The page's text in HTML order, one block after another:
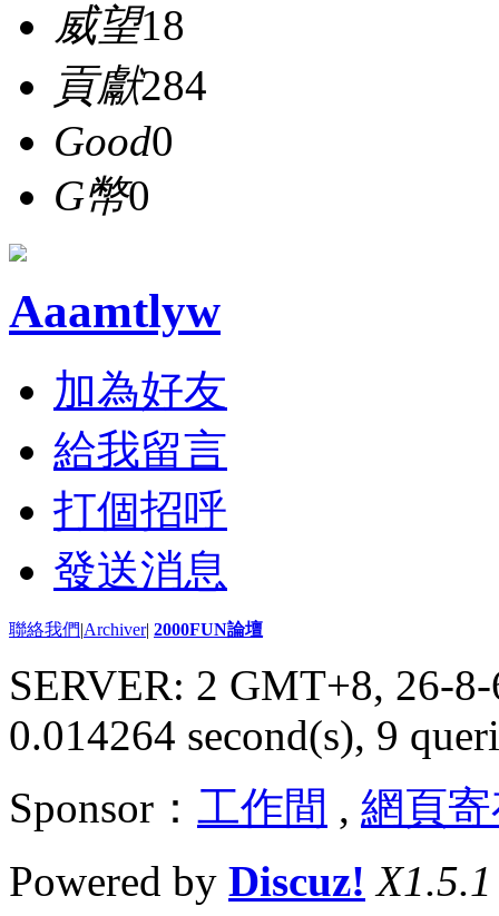
威望18
貢獻284
Good0
G幣0
Aaamtlyw
加為好友
給我留言
打個招呼
發送消息
聯絡我們|Archiver| 2000FUN論壇
SERVER: 2 GMT+8, 26-
0.014264 second(s), 9
Sponsor： 工作間 , 網頁
Powered by Discuz! X1.5.1